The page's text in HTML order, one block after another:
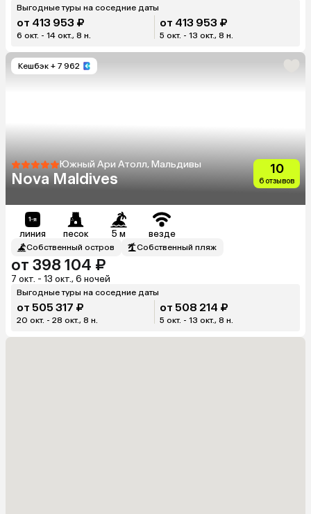
Выгодные туры на соседние даты
от 413 953 ₽
6 окт. - 14 окт., 8 н.
от 413 953 ₽
5 окт. - 13 окт., 8 н.
Кешбэк + 7 962
Южный Ари Атолл, Мальдивы
Nova Maldives
10
6 отзывов
линия песок 5 м везде
Собственный остров Собственный пляж
от 398 104 ₽
7 окт. - 13 окт., 6 ночей
Выгодные туры на соседние даты
от 505 317 ₽
20 окт. - 28 окт., 8 н.
от 508 214 ₽
5 окт. - 13 окт., 8 н.